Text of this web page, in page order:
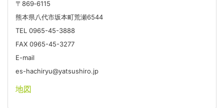
〒869‐6115
熊本県八代市坂本町荒瀬6544
TEL 0965-45-3888
FAX 0965-45-3277
E-mail
es-hachiryu@yatsushiro.jp
地図